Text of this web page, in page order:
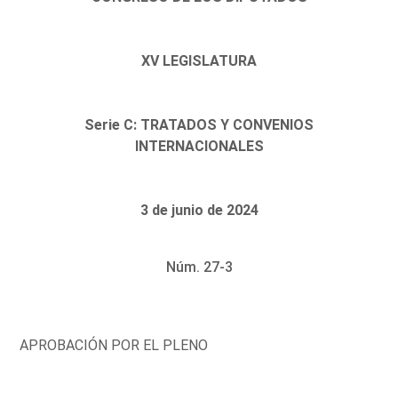
XV LEGISLATURA
Serie C: TRATADOS Y CONVENIOS
INTERNACIONALES
3 de junio de 2024
Núm. 27-3
APROBACIÓN POR EL PLENO